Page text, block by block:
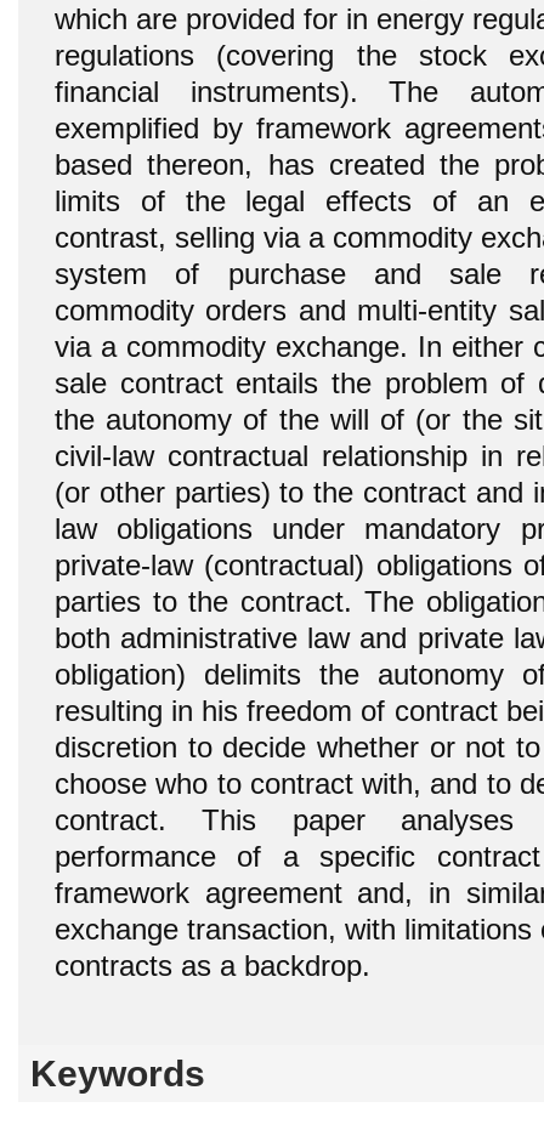
which are provided for in energy
regulations (covering the stock
financial instruments). The
exemplified by framework
based thereon, has created the
limits of the legal effects of an
contrast, selling via a commodity
system of purchase and sale
commodity orders and multi-entity
via a commodity exchange. In either
sale contract entails the problem of
the autonomy of the will of (or the
civil-law contractual relationship in
(or other parties) to the contract and
law obligations under mandatory
private-law (contractual) obligations
parties to the contract. The
both administrative law and private
obligation) delimits the autonomy
resulting in his freedom of contract
discretion to decide whether or not
choose who to contract with, and to
contract. This paper analyses
performance of a specific
framework agreement and, in
exchange transaction, with
contracts as a backdrop.
Keywords